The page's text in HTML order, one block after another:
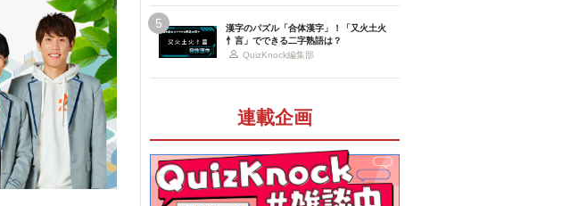
5
漢字のパズル「合体漢字」！「又火土火
忄言」でできる二字熟語は？
QuizKnock編集部
連載企画